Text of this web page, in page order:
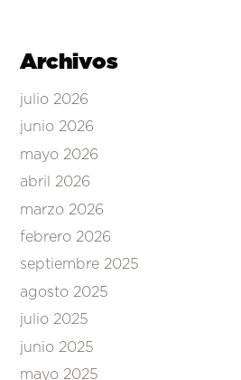
Archivos
julio 2026
junio 2026
mayo 2026
abril 2026
marzo 2026
febrero 2026
septiembre 2025
agosto 2025
julio 2025
junio 2025
mayo 2025